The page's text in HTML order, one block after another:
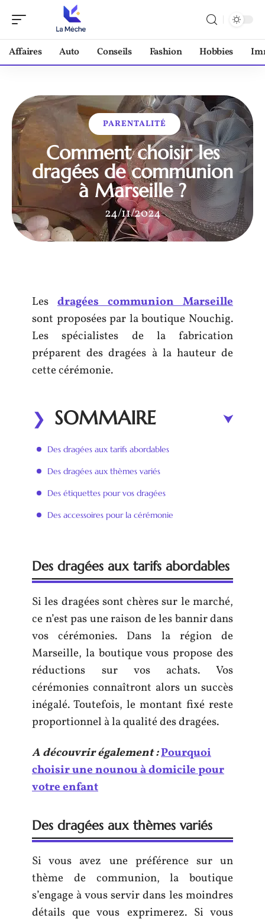
Affaires Auto Conseils Fashion Hobbies
PARENTALITÉ
Comment choisir les
dragées de communion
à Marseille ?
24/11/2024
Les dragées communion Marseille
sont proposées par la boutique Nouchig.
Les spécialistes de la fabrication
préparent des dragées à la hauteur de
cette cérémonie.
SOMMAIRE
Des dragées aux tarifs abordables
Des dragées aux thèmes variés
Des étiquettes pour vos dragées
Des accessoires pour la cérémonie
Des dragées aux tarifs abordables
Si les dragées sont chères sur le marché,
ce n’est pas une raison de les bannir dans
vos cérémonies. Dans la région de
Marseille, la boutique vous propose des
réductions sur vos achats. Vos
cérémonies connaîtront alors un succès
inégalé. Toutefois, le montant fixé reste
proportionnel à la qualité des dragées.
A découvrir également :Pourquoi
choisir une nounou à domicile pour
votre enfant
Des dragées aux thèmes variés
Si vous avez une préférence sur un
thème de communion, la boutique
s’engage à vous servir dans les moindres
détails que vous exprimerez. Si vous